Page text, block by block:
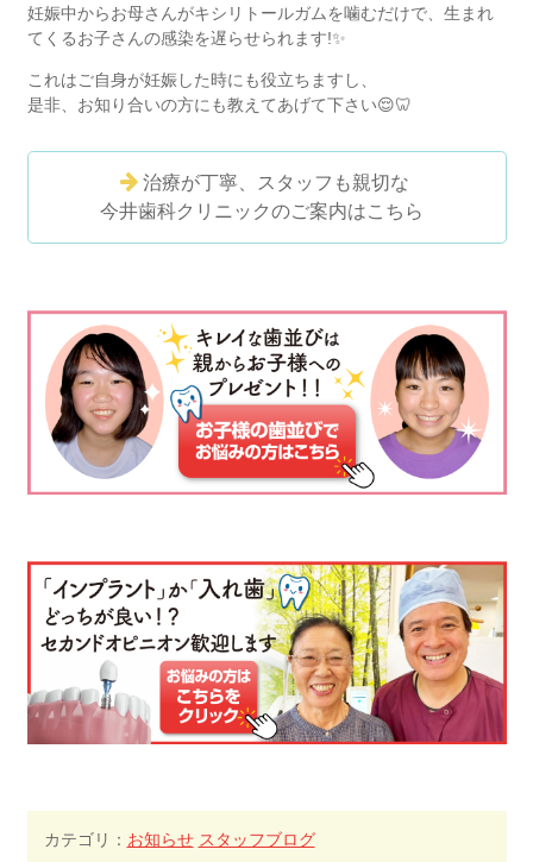
妊娠中からお母さんがキシリトールガムを噛むだけで、 生まれ
てくるお子さんの感染を遅らせられます!✨
これはご自身が妊娠した時にも役立ちますし、
是非、お知り合いの方にも教えてあげて下さい😌🦷
治療が丁寧、スタッフも親切な
今井歯科クリニックのご案内はこちら
カテゴリ： お知らせ スタッフブログ